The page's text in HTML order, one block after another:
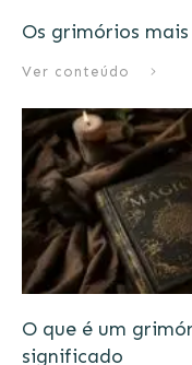
Os grimórios
Ver conteúdo
O que é um
significado